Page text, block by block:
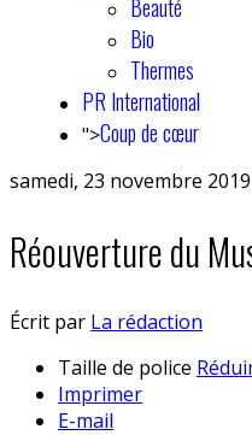
Beauté
Bio
Thermes
PR International
">Coup de cœur
samedi, 23 novembre
Réouverture du
Écrit par La rédaction
Taille de police
Imprimer
E-mail